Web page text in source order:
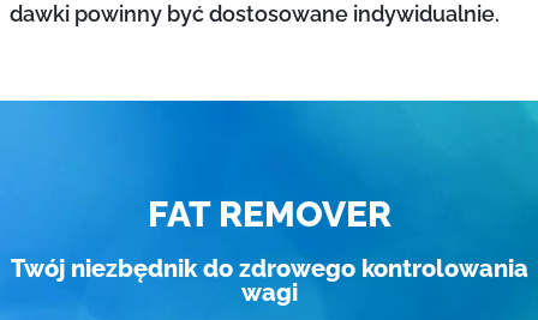
dawki powinny być dostosowane indywidualnie.
FAT REMOVER
Twój niezbędnik do zdrowego kontrolowania
wagi